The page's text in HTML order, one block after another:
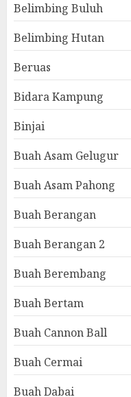
Belimbing Buluh
Belimbing Hutan
Beruas
Bidara Kampung
Binjai
Buah Asam Gelugur
Buah Asam Pahong
Buah Berangan
Buah Berangan 2
Buah Berembang
Buah Bertam
Buah Cannon Ball
Buah Cermai
Buah Dabai